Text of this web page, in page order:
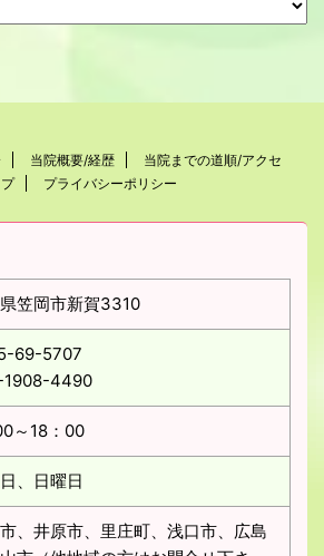
当院概要/経歴
当院までの道順/アクセ
プライバシーポリシー
笠岡市新賀3310
69-5707
1908-4490
～18：00
、日曜日
、井原市、里庄町、浅口市、広島